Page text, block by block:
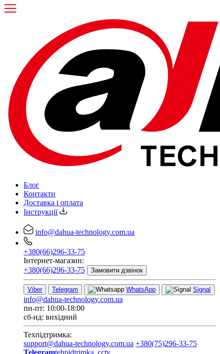
Блог
Контакти
Доставка і оплата
Інструкції
info@dahua-technology.com.ua
+380(66)296-33-75
Інтернет-магазин:
+380(66)296-33-75
Замовити дзвінок
Viber Telegram WhatsApp Signal
info@dahua-technology.com.ua
пн-пт: 10:00-18:00
сб-нд: вихідний
Техпідтримка:
support@dahua-technology.com.ua +380(75)296-33-75
Telegramtehpidtrimka_cctv